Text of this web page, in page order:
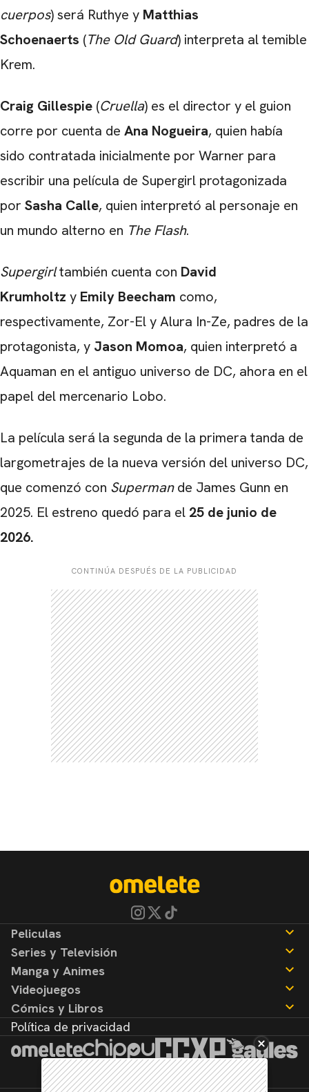
cuerpos) será Ruthye y Matthias
Schoenaerts (The Old Guard) interpreta al temible
Krem.
Craig Gillespie (Cruella) es el director y el guion
corre por cuenta de Ana Nogueira, quien había
sido contratada inicialmente por Warner para
escribir una película de Supergirl protagonizada
por Sasha Calle, quien interpretó al personaje en
un mundo alterno en The Flash.
Supergirltambién cuenta con David
Krumholtz y Emily Beecham como,
respectivamente, Zor-El y Alura In-Ze, padres de la
protagonista, y Jason Momoa, quien interpretó a
Aquaman en el antiguo universo de DC, ahora en el
papel del mercenario Lobo.
La película será la segunda de la primera tanda de
largometrajes de la nueva versión del universo DC,
que comenzó con Supermande James Gunn en
2025. El estreno quedó para el 25 de junio de
2026.
CONTINÚA DESPUÉS DE LA PUBLICIDAD
Peliculas
Noticias
Reseñas
Series y Televisión
Noticias
Reseñas
Manga y Animes
Noticias
Reseñas
Videojuegos
Noticias
Reseñas
Cómics y Libros
Noticias
Reseñas
Política de privacidad